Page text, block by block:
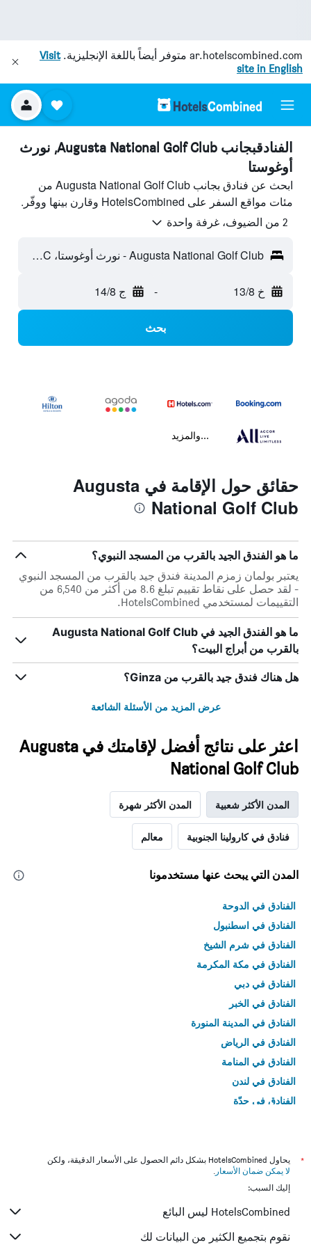
ar.hotelscombined.com متوفر أيضاً باللغة الإنجليزية.Visit
site in English
الفنادقبجانب Augusta National Golf Club, نورث
أوغوستا
ابحث عن فنادق بجانب Augusta National Golf Club من
مئات مواقع السفر على HotelsCombined وقارن بينها ووفّر.
2 من الضيوف، غرفة واحدة
Augusta National Golf Club - نورث أوغوستا، SC، الولايات المتحدة الأميريكية
خ 13/8 - ج 14/8
بحث
...والمزيد
حقائق حول الإقامة في Augusta
National Golf Club
ما هو الفندق الجيد بالقرب من المسجد النبوي؟
يعتبر بولمان زمزم المدينة فندق جيد بالقرب من المسجد النبوي
- لقد حصل على نقاط تقييم تبلغ 8.6 من أكثر من 6,540 من
التقييمات لمستخدمي HotelsCombined.
ما هو الفندق الجيد في Augusta National Golf Club
بالقرب من أبراج البيت؟
هل هناك فندق جيد بالقرب من Ginza؟
عرض المزيد من الأسئلة الشائعة
اعثر على نتائج أفضل لإقامتك في Augusta
National Golf Club
المدن الأكثر شعبية المدن الأكثر شهرة
فنادق في كارولينا الجنوبية معالم
المدن التي يبحث عنها مستخدمونا
الفنادق في الدوحة
الفنادق في اسطنبول
الفنادق في شرم الشيخ
الفنادق في مكة المكرمة
الفنادق في دبي
الفنادق في الخبر
الفنادق في المدينة المنورة
الفنادق في الرياض
الفنادق في المنامة
الفنادق في لندن
الفنادق في جدّة
*
يحاول HotelsCombined بشكل دائم الحصول على الأسعار الدقيقة، ولكن
لا يمكن ضمان الأسعار .
إليك السبب:
HotelsCombined ليس البائع
نقوم بتجميع الكثير من البيانات لك